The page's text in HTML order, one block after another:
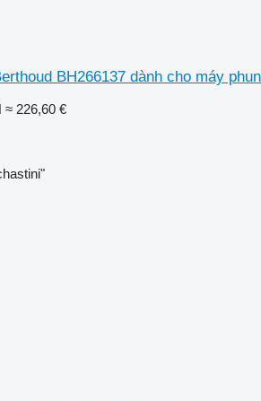
BH266137 dành cho máy phun
≈ 226,60 €